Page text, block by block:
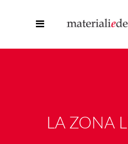
LA ZONA